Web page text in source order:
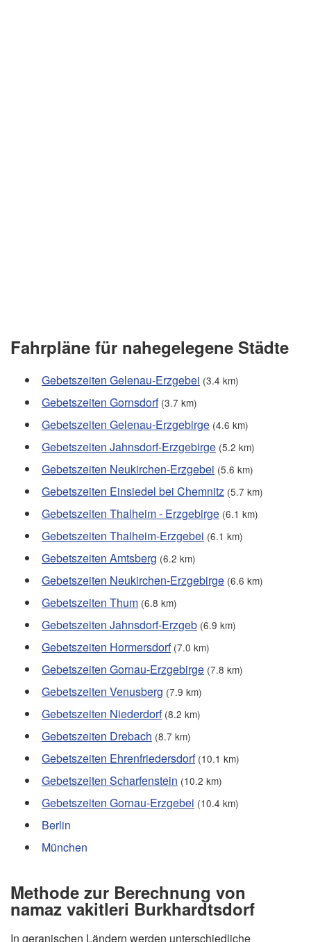
Fahrpläne für nahegelegene Städte
Gebetszeiten Gelenau-Erzgebei (3.4 km)
Gebetszeiten Gornsdorf (3.7 km)
Gebetszeiten Gelenau-Erzgebirge (4.6 km)
Gebetszeiten Jahnsdorf-Erzgebirge (5.2 km)
Gebetszeiten Neukirchen-Erzgebei (5.6 km)
Gebetszeiten Einsiedel bei Chemnitz (5.7 km)
Gebetszeiten Thalheim - Erzgebirge (6.1 km)
Gebetszeiten Thalheim-Erzgebei (6.1 km)
Gebetszeiten Amtsberg (6.2 km)
Gebetszeiten Neukirchen-Erzgebirge (6.6 km)
Gebetszeiten Thum (6.8 km)
Gebetszeiten Jahnsdorf-Erzgeb (6.9 km)
Gebetszeiten Hormersdorf (7.0 km)
Gebetszeiten Gornau-Erzgebirge (7.8 km)
Gebetszeiten Venusberg (7.9 km)
Gebetszeiten Niederdorf (8.2 km)
Gebetszeiten Drebach (8.7 km)
Gebetszeiten Ehrenfriedersdorf (10.1 km)
Gebetszeiten Scharfenstein (10.2 km)
Gebetszeiten Gornau-Erzgebei (10.4 km)
Berlin
München
Methode zur Berechnung von
namaz vakitleri Burkhardtsdorf
In geranischen Ländern werden unterschiedliche